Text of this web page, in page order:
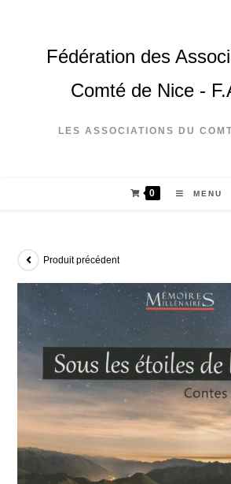
Fédération des
Comté de Nice -
LES ASSOCIATIONS DU
0 MENU
Produit précédent